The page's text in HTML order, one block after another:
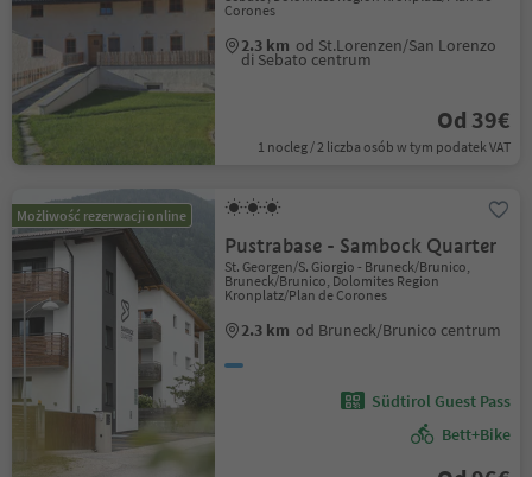
Corones
2.3 km od St.Lorenzen/San Lorenzo
di Sebato centrum
Od 39€
1 nocleg / 2 liczba osób w tym podatek VAT
Możliwość rezerwacji online
Pustrabase - Sambock Quarter
St. Georgen/S. Giorgio - Bruneck/Brunico,
Bruneck/Brunico, Dolomites Region
Kronplatz/Plan de Corones
2.3 km od Bruneck/Brunico centrum
Südtirol Guest Pass
Bett+Bike